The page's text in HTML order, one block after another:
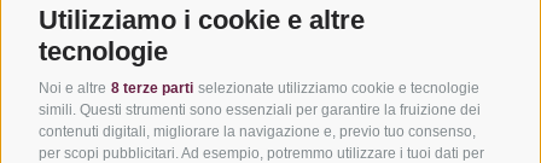
Utilizziamo i cookie e altre
tecnologie
Noi e altre 8 terze parti selezionate utilizziamo cookie e tecnologie
simili. Questi strumenti sono essenziali per garantire la fruizione dei
contenuti digitali, migliorare la navigazione e, previo tuo consenso,
per scopi pubblicitari. Ad esempio, potremmo utilizzare i tuoi dati per
Via del Laghetto, 140 – 45021